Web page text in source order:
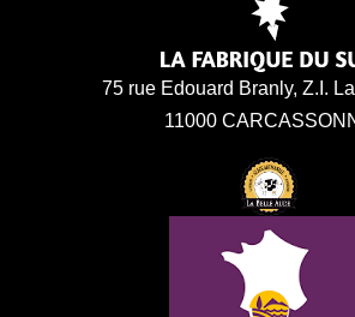
75 rue Edouard Branly, Z.I.
11000